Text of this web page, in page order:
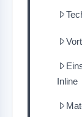
Inline